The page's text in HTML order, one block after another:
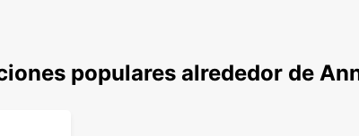
populares alrededor de